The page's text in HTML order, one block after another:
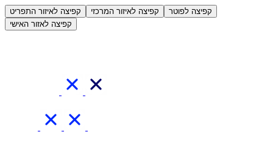
קפיצה לאיזור התפריט קפיצה לאיזור המרכזי
קפיצה לפוטר
קפיצה לאזור האישי